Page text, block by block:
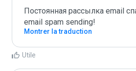
Постоянная рассылка email
email spam sending!
Montrer la traduction
Utile